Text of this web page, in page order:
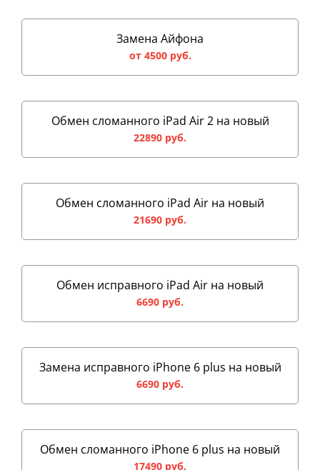
Замена Айфона
от 4500 руб.
Обмен сломанного iPad Air 2 на новый
22890 руб.
Обмен сломанного iPad Air на новый
21690 руб.
Обмен исправного iPad Air на новый
6690 руб.
Замена исправного iPhone 6 plus на новый
6690 руб.
Обмен сломанного iPhone 6 plus на новый
17490 руб.